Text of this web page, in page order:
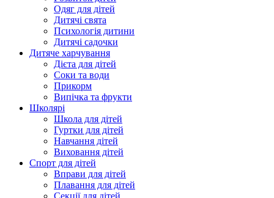
Одяг для дітей
Дитячі свята
Психологія дитини
Дитячі садочки
Дитяче харчування
Дієта для дітей
Соки та води
Прикорм
Випічка та фрукти
Школярі
Школа для дітей
Гуртки для дітей
Навчання дітей
Виховання дітей
Спорт для дітей
Вправи для дітей
Плавання для дітей
Секції для дітей